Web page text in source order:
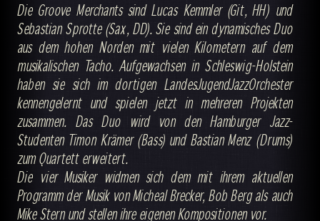
Die Groove Merchants sind Lucas Kemmler (Git, HH) und
Sebastian Sprotte (Sax, DD). Sie sind ein dynamisches Duo
aus dem hohen Norden mit vielen Kilometern auf dem
musikalischen Tacho. Aufgewachsen in Schleswig-Holstein
haben sie sich im dortigen LandesJugendJazzOrchester
kennengelernt und spielen jetzt in mehreren Projekten
zusammen. Das Duo wird von den Hamburger Jazz-
Studenten Timon Krämer (Bass) und Bastian Menz (Drums)
zum Quartett erweitert.
Die vier Musiker widmen sich dem mit ihrem aktuellen
Programm der Musik von Micheal Brecker, Bob Berg als auch
Mike Stern und stellen ihre eigenen Kompositionen vor.